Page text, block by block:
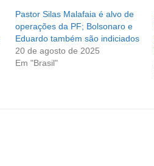
Pastor Silas Malafaia é alvo de
operações da PF; Bolsonaro e
Eduardo também são indiciados
20 de agosto de 2025
Em "Brasil"